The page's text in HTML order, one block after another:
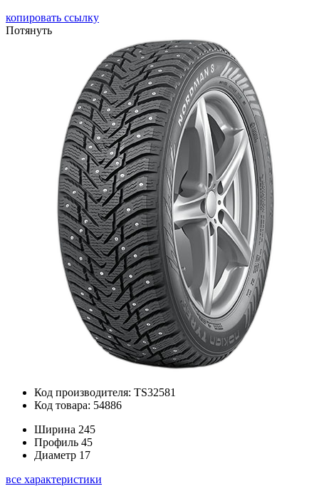
копировать ссылку
Потянуть
Код производителя: TS32581
Код товара: 54886
Ширина 245
Профиль 45
Диаметр 17
все характеристики